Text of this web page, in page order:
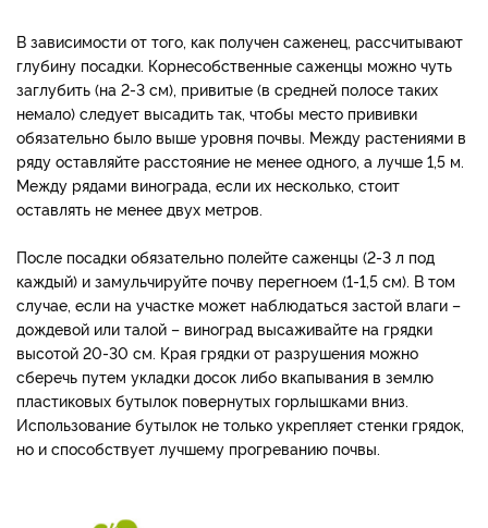
В зависимости от того, как получен саженец, рассчитывают
глубину посадки. Корнесобственные саженцы можно чуть
заглубить (на 2-3 см), привитые (в средней полосе таких
немало) следует высадить так, чтобы место прививки
обязательно было выше уровня почвы. Между растениями в
ряду оставляйте расстояние не менее одного, а лучше 1,5 м.
Между рядами винограда, если их несколько, стоит
оставлять не менее двух метров.
После посадки обязательно полейте саженцы (2-3 л под
каждый) и замульчируйте почву перегноем (1-1,5 см). В том
случае, если на участке может наблюдаться застой влаги –
дождевой или талой – виноград высаживайте на грядки
высотой 20-30 см. Края грядки от разрушения можно
сберечь путем укладки досок либо вкапывания в землю
пластиковых бутылок повернутых горлышками вниз.
Использование бутылок не только укрепляет стенки грядок,
но и способствует лучшему прогреванию почвы.